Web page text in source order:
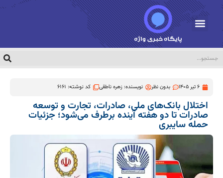
6 تیر 1405 بدون نظر نویسنده:زهره ناطقی کد نوشته: 6161
اختلال بانک‌های ملی، صادرات، تجارت و توسعه
صادرات تا دو هفته آینده برطرف می‌شود؛ جزئیات
حمله سایبری